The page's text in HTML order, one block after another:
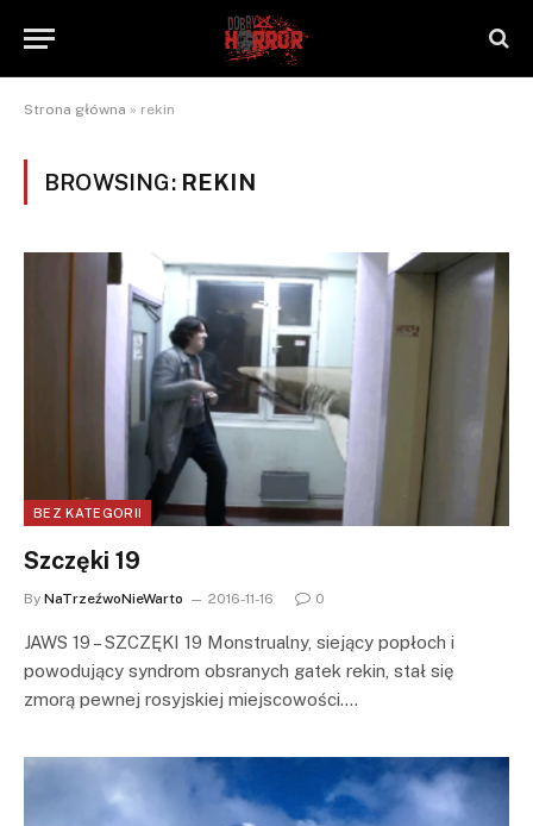
Strona główna » rekin
BROWSING: REKIN
BEZ KATEGORII
Szczęki 19
By NaTrzeźwoNieWarto 2016-11-16 0
JAWS 19 – SZCZĘKI 19 Monstrualny, siejący popłoch i
powodujący syndrom obsranych gatek rekin, stał się
zmorą pewnej rosyjskiej miejscowości.…